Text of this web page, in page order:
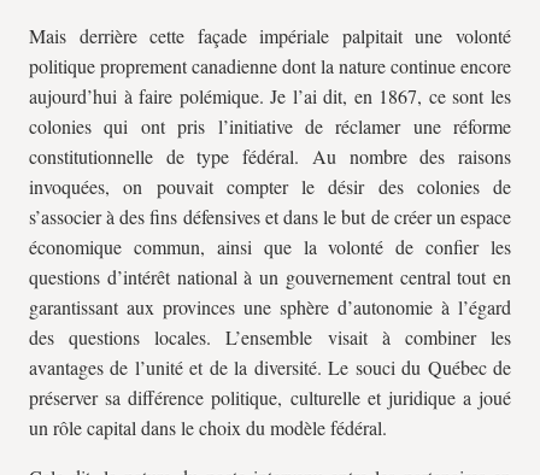
Mais derrière cette façade impériale palpitait une volonté
politique proprement canadienne dont la nature continue encore
aujourd’hui à faire polémique. Je l’ai dit, en 1867, ce sont les
colonies qui ont pris l’initiative de réclamer une réforme
constitutionnelle de type fédéral. Au nombre des raisons
invoquées, on pouvait compter le désir des colonies de
s’associer à des fins défensives et dans le but de créer un espace
économique commun, ainsi que la volonté de confier les
questions d’intérêt national à un gouvernement central tout en
garantissant aux provinces une sphère d’autonomie à l’égard
des questions locales. L’ensemble visait à combiner les
avantages de l’unité et de la diversité. Le souci du Québec de
préserver sa différence politique, culturelle et juridique a joué
un rôle capital dans le choix du modèle fédéral.